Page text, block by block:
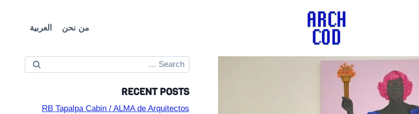
من نحن العربية
Search
for:
RECENT POSTS
RB Tapalpa Cabin / ALMA de Arquitectos